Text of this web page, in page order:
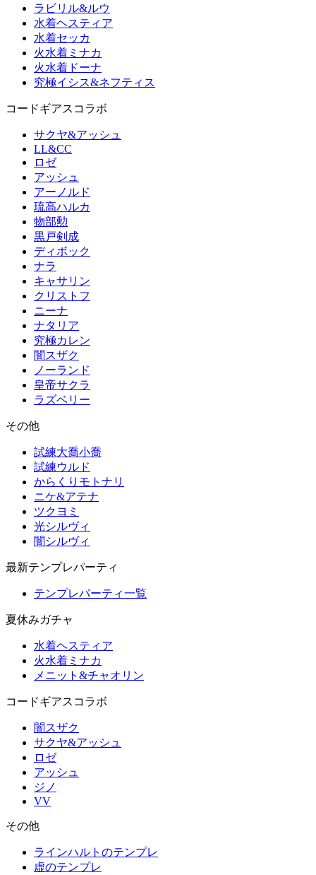
ラビリル&ルウ
水着ヘスティア
水着セッカ
火水着ミナカ
火水着ドーナ
究極イシス&ネフティス
コードギアスコラボ
サクヤ&アッシュ
LL&CC
ロゼ
アッシュ
アーノルド
琉高ハルカ
物部勲
黒戸剣成
ディボック
ナラ
キャサリン
クリストフ
ニーナ
ナタリア
究極カレン
闇スザク
ノーランド
皇帝サクラ
ラズベリー
その他
試練大喬小喬
試練ウルド
からくりモトナリ
ニケ&アテナ
ツクヨミ
光シルヴィ
闇シルヴィ
最新テンプレパーティ
テンプレパーティ一覧
夏休みガチャ
水着ヘスティア
火水着ミナカ
メニット&チャオリン
コードギアスコラボ
闇スザク
サクヤ&アッシュ
ロゼ
アッシュ
ジノ
VV
その他
ラインハルトのテンプレ
虚のテンプレ